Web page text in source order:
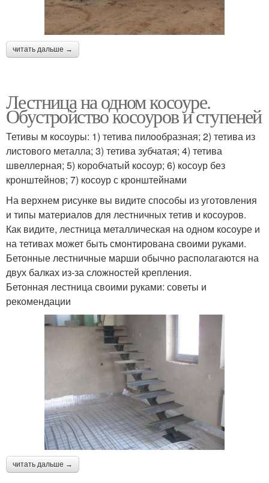
читать дальше →
Лестница на одном косоуре.
Обустройство косоуров и ступеней
Тетивы м косоуры: 1) тетива пилообразная; 2) тетива из
листового металла; 3) тетива зубчатая; 4) тетива
швеллерная; 5) коробчатый косоур; 6) косоур без
кронштейнов; 7) косоур с кронштейнами
На верхнем рисунке вы видите способы из уготовления
и типы материалов для лестничных тетив и косоуров.
Как видите, лестница металлическая на одном косоуре и
на тетивах может быть смонтирована своими руками.
Бетонные лестничные марши обычно располагаются на
двух балках из-за сложностей крепления.
Бетонная лестница своими руками: советы и
рекомендации
читать дальше →